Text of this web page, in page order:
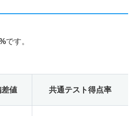
です。
差値 共通テスト得点率